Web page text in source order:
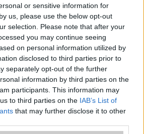
or sensitive information for
us, please use the below opt-out
selection. Please note that after your
you may continue seeing
on personal information utilized by
disclosed to third parties prior to
separately opt-out of the further
information by third parties on the
participants. This information may
to third parties on the IAB’s List of
that may further disclose it to other
hajlítható iPhone Ultra is
az áremelésekről szóló
is beárnyékolják a rajtot.
rejtett automatizmusai: hat
amely észrevétlenül könnyíti
mindennapokat
| Android Police
alkalmazásokra esküszik, pedig az
olyan intelligens funkciókat kínál,
a háttérben.